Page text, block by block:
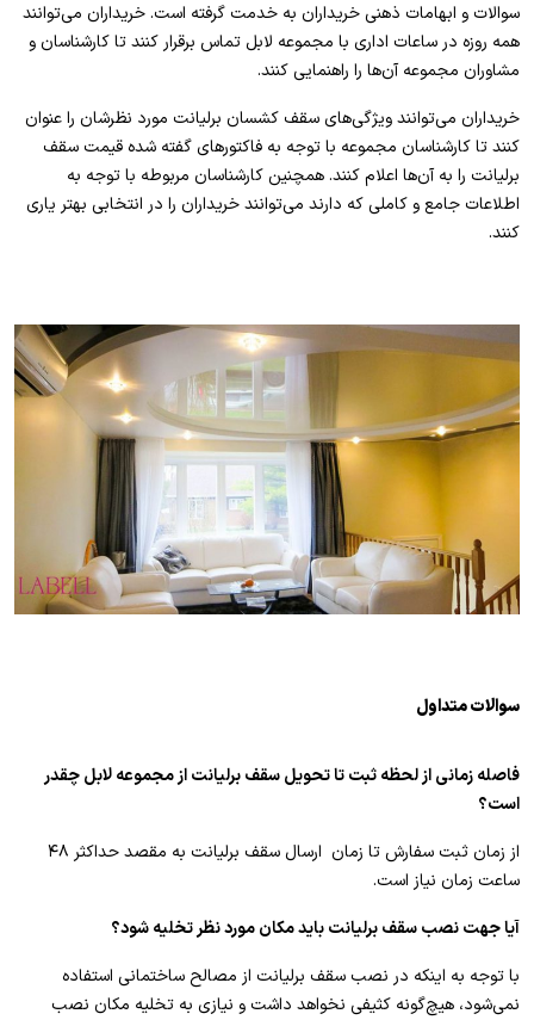
سوالات و ابهامات ذهنی خریداران به خدمت گرفته است. خریداران می‌توانند
همه روزه در ساعات اداری با مجموعه لابل تماس برقرار کنند تا کارشناسان و
مشاوران مجموعه آن‌ها را راهنمایی کنند.
خریداران می‌توانند ویژگی‌های سقف کشسان برلیانت مورد نظرشان را عنوان
کنند تا کارشناسان مجموعه با توجه به فاکتورهای گفته شده قیمت سقف
برلیانت را به آن‌ها اعلام کنند. همچنین کارشناسان مربوطه با توجه به
اطلاعات جامع و کاملی که دارند می‌توانند خریداران را در انتخابی بهتر یاری
کنند.
سوالات متداول
فاصله زمانی از لحظه ثبت تا تحویل سقف برلیانت از مجموعه لابل چقدر
است؟
از زمان ثبت سفارش تا زمان ارسال سقف برلیانت به مقصد حداکثر ۴۸
ساعت زمان نیاز است.
آیا جهت نصب سقف برلیانت باید مکان مورد نظر تخلیه شود؟
با توجه به اینکه در نصب سقف برلیانت از مصالح ساختمانی استفاده
نمی‌شود، هیچ‌گونه کثیفی نخواهد داشت و نیازی به تخلیه مکان نصب